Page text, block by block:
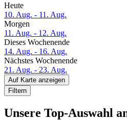
Heute
10. Aug. - 11. Aug.
Morgen
11. Aug. - 12. Aug.
Dieses Wochenende
14. Aug. - 16. Aug.
Nächstes Wochenende
21. Aug. - 23. Aug.
Auf Karte anzeigen
Filtern
Unsere Top-Auswahl